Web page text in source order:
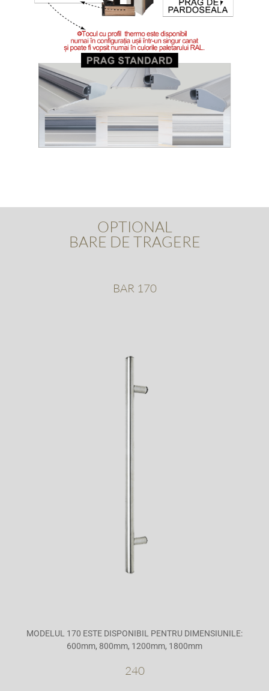
OPTIONAL
BARE DE TRAGERE
BAR 170
MODELUL 170 ESTE DISPONIBIL PENTRU DIMENSIUNILE:
600mm, 800mm, 1200mm, 1800mm
240